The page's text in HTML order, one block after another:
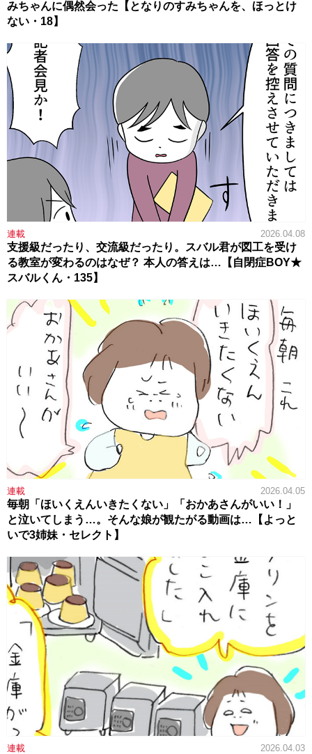
みちゃんに偶然会った【となりのすみちゃんを、ほっとけ
ない・18】
連載 2026.04.08
支援級だったり、交流級だったり。スバル君が図工を受け
る教室が変わるのはなぜ？ 本人の答えは…【自閉症BOY★
スバルくん・135】
連載 2026.04.05
毎朝「ほいくえんいきたくない」「おかあさんがいい！」
と泣いてしまう…。そんな娘が観たがる動画は…【よっと
いで3姉妹・セレクト】
連載 2026.04.03